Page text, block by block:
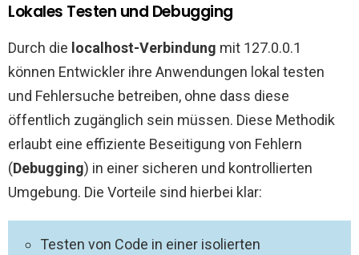
Lokales Testen und Debugging
Durch die localhost-Verbindung mit 127.0.0.1
können Entwickler ihre Anwendungen lokal testen
und Fehlersuche betreiben, ohne dass diese
öffentlich zugänglich sein müssen. Diese Methodik
erlaubt eine effiziente Beseitigung von Fehlern
(Debugging) in einer sicheren und kontrollierten
Umgebung. Die Vorteile sind hierbei klar:
Testen von Code in einer isolierten